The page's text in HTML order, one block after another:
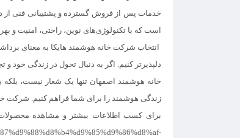
خدمات پس از فروش گسترده و پشتیبانی فنی از
است که با تکنولوژی‌های نوین، راحتی، امنیت و
انتخاب شرکت خانه هوشمند هایکا به معنای
دلپذیرتر کنیم. اگر به دنبال تحول در زندگی خود
خانه هوشمند اصفهان تنها یک شعار نیست، بلکه
زندگی هوشمند را برای شما فراهم کنیم. شرکت